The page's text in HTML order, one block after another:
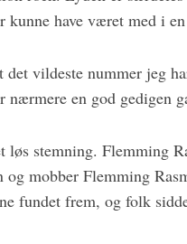
kunne have været med i
vildeste nummer jeg
nærmere en god gedigen
løs stemning. Flemming
og mobber Flemming
fundet frem, og folk